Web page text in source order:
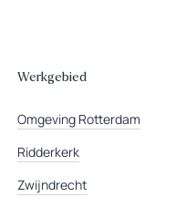
Werkgebied
Omgeving Rotterdam
Ridderkerk
Zwijndrecht